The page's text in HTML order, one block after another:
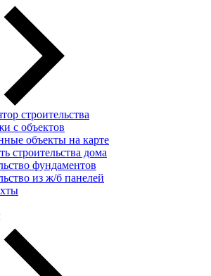
строительства
с объектов
объекты на карте
строительства дома
фундаментов
из ж/б панелей